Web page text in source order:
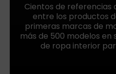
Cientos de referencias
entre los productos
primeras marcas de
más de 500 modelos en
de ropa interior